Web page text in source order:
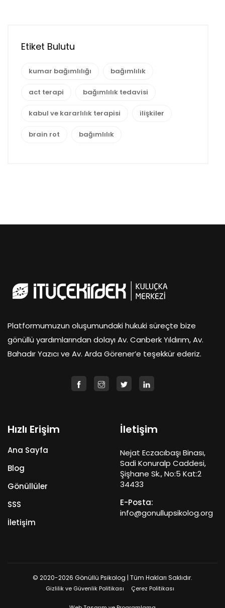
Etiket Bulutu
kumar bağımlılığı bağımlılık
act terapi bağımlılık tedavisi
kabul ve kararlılık terapisi ilişkiler
brain rot bağımlılık
Platformumuzun oluşumundaki hukuki süreçte bize
gönüllü yardımlarından dolayı Av. Canberk Yıldırım, Av.
Bahadır Yazıcı ve Av. Arda Görener’e teşekkür ederiz.
Hızlı Erişim
Ana Sayfa
Blog
Gönüllüler
SSS
İletişim
İletişim
Nejat Eczacıbaşı Binası,
Sadi Konuralp Caddesi,
Şişhane Sk., No:5 Kat:2
34433
E-Posta:
info@gonullupsikolog.org
© 2020-2026 Gönüllü Psikolog | Tüm Hakları Saklıdır.
Gizlilik ve Güvenlik Politikası Çerez Politikası